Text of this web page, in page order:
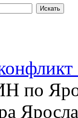
по